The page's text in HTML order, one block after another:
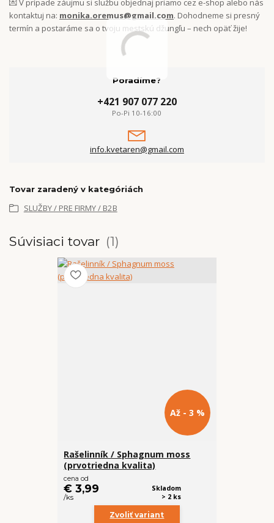
💌 V prípade záujmu si službu objednaj priamo cez e-shop alebo nás
kontaktuj na: monika.oremus@gmail.com. Dohodneme si presný
termín a postaráme sa o tvoju mestskú džungľu – nech opäť žije!
Poradíme?
+421 907 077 220
Po-Pi 10-16:00
info.kvetaren@gmail.com
Tovar zaradený v kategóriách
SLUŽBY / PRE FIRMY / B2B
Súvisiaci tovar 1
Až - 3 %
Rašelinník / Sphagnum moss
(prvotriedna kvalita)
cena od
€ 3,99
/ks
Skladom
> 2 ks
Zvoliť variant